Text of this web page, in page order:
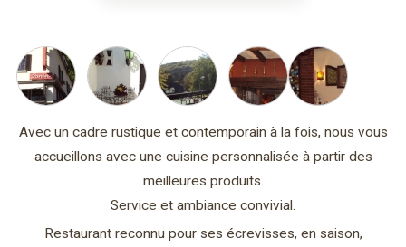
Avec un cadre rustique et contemporain à la fois, nous vous
accueillons avec une cuisine personnalisée à partir des
meilleures produits.
Service et ambiance convivial.
Restaurant reconnu pour ses écrevisses, en saison,